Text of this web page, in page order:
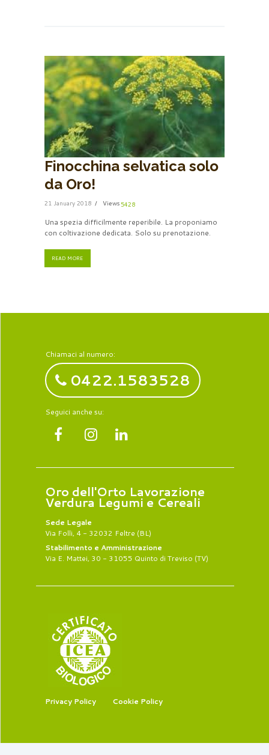
Finocchina selvatica solo
da Oro!
21 January 2018 Views 5428
Una spezia difficilmente reperibile. La proponiamo
con coltivazione dedicata. Solo su prenotazione.
READ MORE
Chiamaci al numero:
0422.1583528
Seguici anche su:
Oro dell'Orto Lavorazione
Verdura Legumi e Cereali
Sede Legale
Via Folli, 4 - 32032 Feltre (BL)
Stabilimento e Amministrazione
Via E. Mattei, 30 - 31055 Quinto di Treviso (TV)
Privacy Policy Cookie Policy